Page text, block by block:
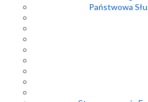
Państwowa